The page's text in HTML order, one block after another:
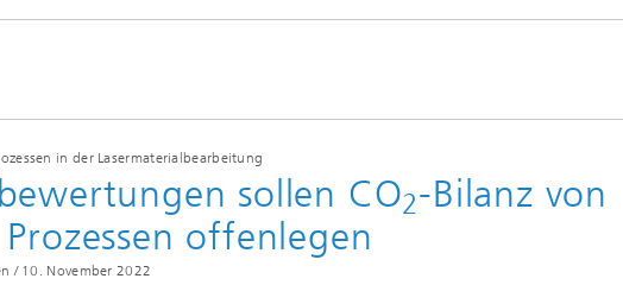
Mikro- und
in der Lasermaterialbearbeitung
sollen CO2-Bilanz von
offenlegen
/ 10. November 2022